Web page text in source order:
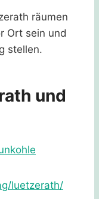
räumen
Ort sein und
stellen.
und
luetzerath/